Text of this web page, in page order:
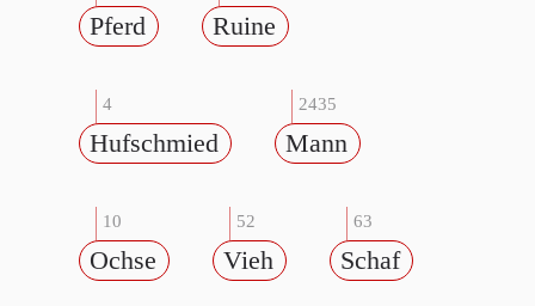
Pferd Ruine
4
Hufschmied
2435
Mann
10
Ochse
52
Vieh
63
Schaf